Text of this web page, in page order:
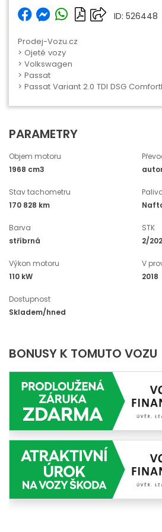
ID: 526448
Prodej-Vozu.cz
> Ojeté vozy
> Volkswagen
> Passat
> Passat Variant 2.0 TDI DSG
PARAMETRY
Objem motoru
1968 cm3
Stav tachometru
170 828 km
Barva
stříbrná
STK
2/
Výkon motoru
110 kW
V
2018
Dostupnost
Skladem/hned
BONUSY K TOMUTO VOZU